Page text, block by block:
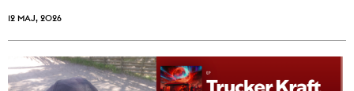
12 MAJ, 2026